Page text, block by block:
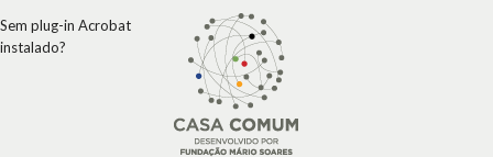
Sem plug-in Acrobat
instalado?